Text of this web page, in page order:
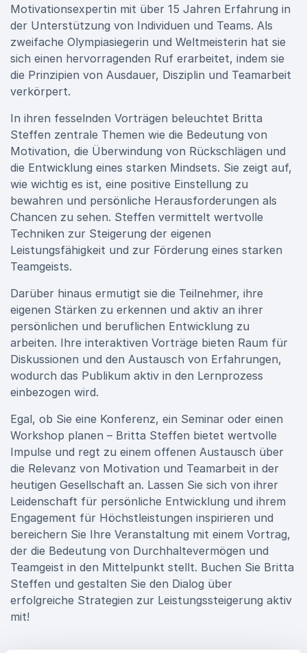
Motivationsexpertin mit über 15 Jahren Erfahrung in
der Unterstützung von Individuen und Teams. Als
zweifache Olympiasiegerin und Weltmeisterin hat sie
sich einen hervorragenden Ruf erarbeitet, indem sie
die Prinzipien von Ausdauer, Disziplin und Teamarbeit
verkörpert.
In ihren fesselnden Vorträgen beleuchtet Britta
Steffen zentrale Themen wie die Bedeutung von
Motivation, die Überwindung von Rückschlägen und
die Entwicklung eines starken Mindsets. Sie zeigt auf,
wie wichtig es ist, eine positive Einstellung zu
bewahren und persönliche Herausforderungen als
Chancen zu sehen. Steffen vermittelt wertvolle
Techniken zur Steigerung der eigenen
Leistungsfähigkeit und zur Förderung eines starken
Teamgeists.
Darüber hinaus ermutigt sie die Teilnehmer, ihre
eigenen Stärken zu erkennen und aktiv an ihrer
persönlichen und beruflichen Entwicklung zu
arbeiten. Ihre interaktiven Vorträge bieten Raum für
Diskussionen und den Austausch von Erfahrungen,
wodurch das Publikum aktiv in den Lernprozess
einbezogen wird.
Egal, ob Sie eine Konferenz, ein Seminar oder einen
Workshop planen – Britta Steffen bietet wertvolle
Impulse und regt zu einem offenen Austausch über
die Relevanz von Motivation und Teamarbeit in der
heutigen Gesellschaft an. Lassen Sie sich von ihrer
Leidenschaft für persönliche Entwicklung und ihrem
Engagement für Höchstleistungen inspirieren und
bereichern Sie Ihre Veranstaltung mit einem Vortrag,
der die Bedeutung von Durchhaltevermögen und
Teamgeist in den Mittelpunkt stellt. Buchen Sie Britta
Steffen und gestalten Sie den Dialog über
erfolgreiche Strategien zur Leistungssteigerung aktiv
mit!